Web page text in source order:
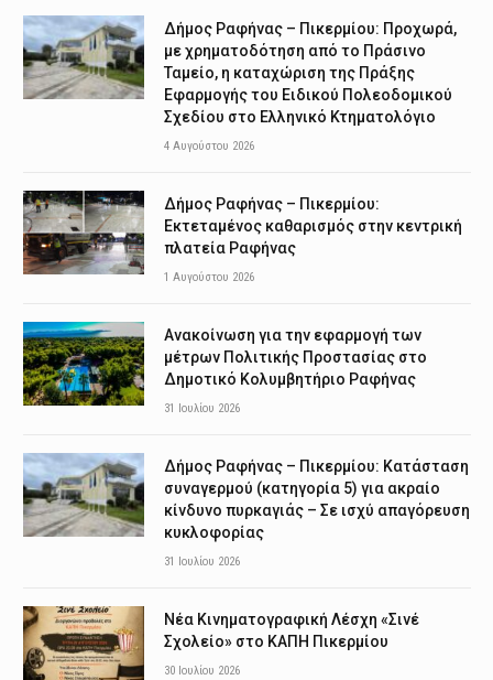
Δήμος Ραφήνας – Πικερμίου: Προχωρά,
με χρηματοδότηση από το Πράσινο
Ταμείο, η καταχώριση της Πράξης
Εφαρμογής του Ειδικού Πολεοδομικού
Σχεδίου στο Ελληνικό Κτηματολόγιο
4 Αυγούστου 2026
Δήμος Ραφήνας – Πικερμίου:
Εκτεταμένος καθαρισμός στην κεντρική
πλατεία Ραφήνας
1 Αυγούστου 2026
Ανακοίνωση για την εφαρμογή των
μέτρων Πολιτικής Προστασίας στο
Δημοτικό Κολυμβητήριο Ραφήνας
31 Ιουλίου 2026
Δήμος Ραφήνας – Πικερμίου: Κατάσταση
συναγερμού (κατηγορία 5) για ακραίο
κίνδυνο πυρκαγιάς – Σε ισχύ απαγόρευση
κυκλοφορίας
31 Ιουλίου 2026
Νέα Κινηματογραφική Λέσχη «Σινέ
Σχολείο» στο ΚΑΠΗ Πικερμίου
30 Ιουλίου 2026